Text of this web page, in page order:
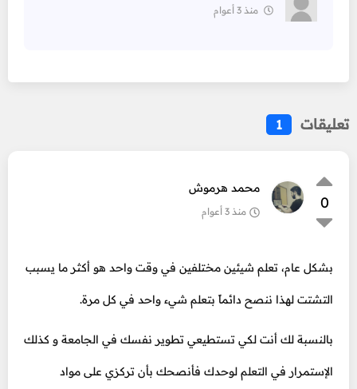
منذ 3 أعوام
تعليقات 1
0
محمد هرموش
منذ 3 أعوام
بشكل عام، تعلم شيئين مختلفين في وقت واحد هو أكثر ما يسبب
التشتت لهذا ننصح دائماً بتعلم شيء واحد في كل مرة.
بالنسبة لك أنت لكي تستطيعي تطوير نفسك في الجامعة و كذلك
الإستمرار في التعلم لوحدك فأنصحك بأن تركزي على مواد